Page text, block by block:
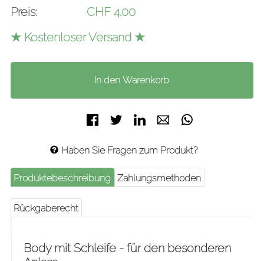
Preis:
CHF4.00
★ Kostenloser Versand ★
FacebookTwitterLinkedIn
E-mail
Haben Sie Fragen zum Produkt?
Produktebeschreibung Zahlungsmethoden
Rückgaberecht
Body mit Schleife - für den besonderen